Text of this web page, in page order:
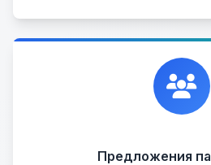
Предложения
Сотрудничаем с лучшими
вас есть интересные идеи,